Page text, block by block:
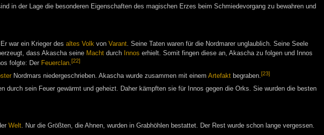
in der Lage die besonderen Eigenschaften des magischen Erzes beim Schmiedevorgang zu bewahren und
war ein Krieger des altes Volk von Varant. Seine Taten waren für die Nordmarer unglaublich. Seine Seele
dass Akascha seine Machtdurch Innos erhielt. Somit fingen diese an, Akascha zu folgen und Innos
folgte: Der Feuerclan.[22]
Nordmars niedergeschrieben. Akascha wurde zusammen mit einem Artefaktbegraben.[23]
durch sein Feuer gewärmt und geheizt. Daher kämpften sie für Innos gegen die Orks. Sie wurden die besten
Welt. Nur die Größten, die Ahnen, wurden in Grabhöhlen bestattet. Der Rest wurde schon lange vergessen.